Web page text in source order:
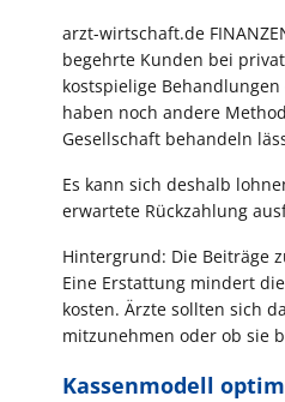
arzt-wirtschaft.de
begehrte Kunden bei
kostspielige
haben noch andere
Gesellschaft behandeln
Es kann sich deshalb
erwartete Rückzahlung
Hintergrund: Die Beiträge
Eine Erstattung mindert
kosten. Ärzte sollten sich
mitzunehmen oder ob sie
Kassenmodell